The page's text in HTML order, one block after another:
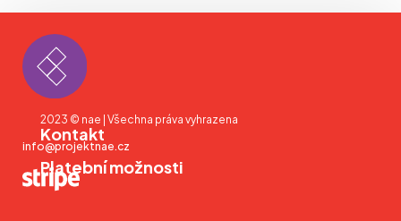
2023 © nae | Všechna práva vyhrazena
Kontakt
info@projektnae.cz
Platební možnosti